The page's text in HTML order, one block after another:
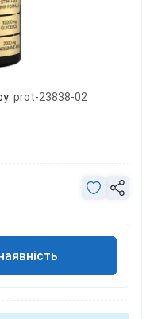
prot-23838-02